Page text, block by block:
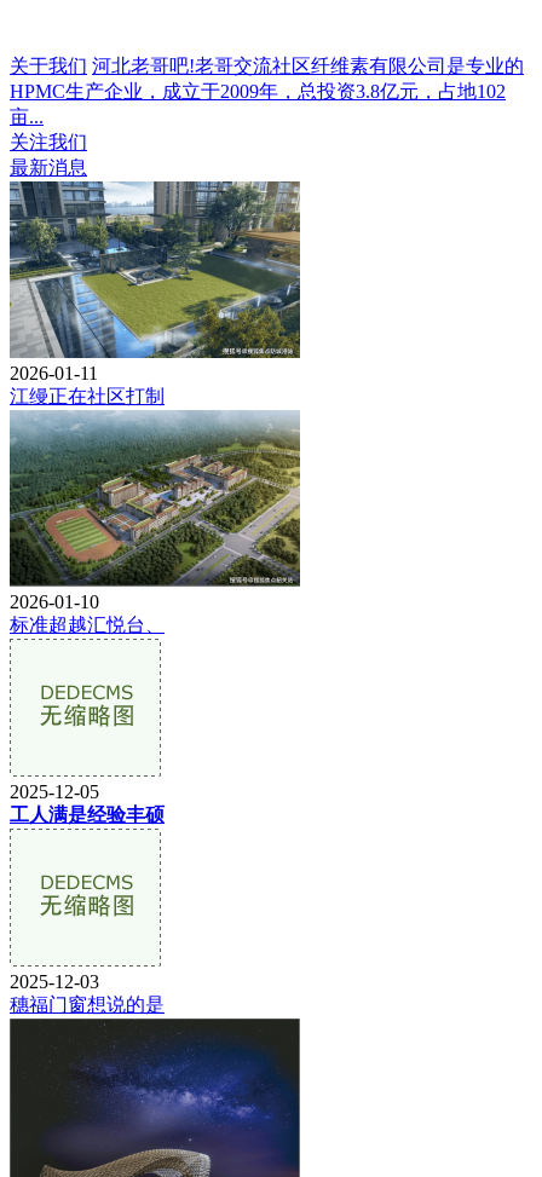
关于我们 河北老哥吧!老哥交流社区纤维素有限公司是专业的
HPMC生产企业，成立于2009年，总投资3.8亿元，占地102
亩...
关注我们
最新消息
2026-01-11
江缦正在社区打制
2026-01-10
标准超越汇悦台、
2025-12-05
工人满是经验丰硕
2025-12-03
穗福门窗想说的是